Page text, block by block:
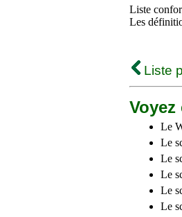
Liste
Les
Liste
Le
Le
Le
Le
Le
Le